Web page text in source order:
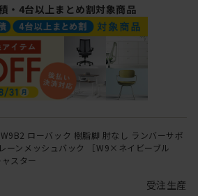
・4台以上まとめ割対象商品
ローバック 樹脂脚 肘なし ランバーサポ
ーンメッシュバック ［W9×ネイビーブル
スター
受注生産